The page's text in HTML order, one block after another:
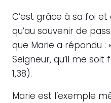
C’est grâce à sa foi
qu’au souvenir de
que Marie a répondu :
Seigneur, qu’il me soit
1,38).
Marie est l’exemple